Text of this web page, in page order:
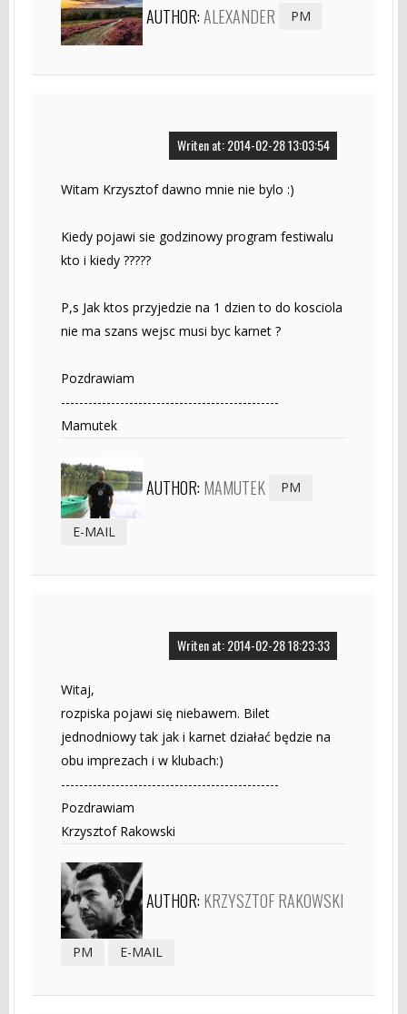
AUTHOR:ALEXANDER PM
Writen at: 2014-02-28 13:03:54
Witam Krzysztof dawno mnie nie bylo :)
Kiedy pojawi sie godzinowy program festiwalu
kto i kiedy ?????
P,s Jak ktos przyjedzie na 1 dzien to do kosciola
nie ma szans wejsc musi byc karnet ?
Pozdrawiam
------------------------------------------------
Mamutek
AUTHOR: MAMUTEK PM
E-MAIL
Writen at: 2014-02-28 18:23:33
Witaj,
rozpiska pojawi się niebawem. Bilet
jednodniowy tak jak i karnet działać będzie na
obu imprezach i w klubach:)
------------------------------------------------
Pozdrawiam
Krzysztof Rakowski
AUTHOR: KRZYSZTOF RAKOWSKI
PM E-MAIL